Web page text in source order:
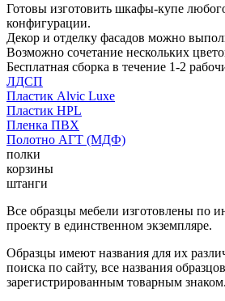
Готовы изготовить шкафы-купе
конфигурации.
Декор и отделку фасадов можно
Возможно сочетание нескольких
Бесплатная сборка в течение 1-2
ЛДСП
Пластик Alvic Luxe
Пластик HPL
Пленка ПВХ
Полотно АГТ (МДФ)
полки
корзины
штанги
Все образцы мебели изготовлены по
проекту в единственном экземпляре.
Образцы имеют названия для их
поиска по сайту, все названия
зарегистрированным товарным знаком.